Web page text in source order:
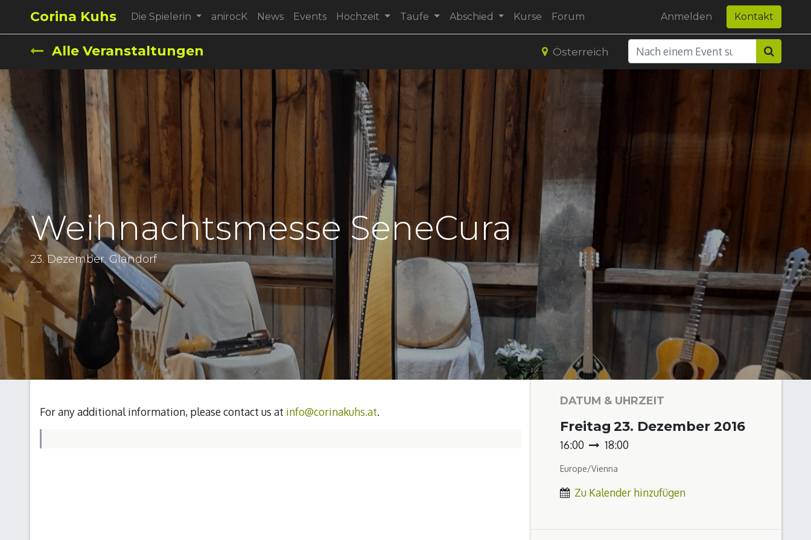
Corina Kuhs Die Spielerin anirocK News Events Hochzeit Taufe Abschied Kurse Forum Anmelden Kontakt
Alle Veranstaltungen Österreich
Weihnachtsmesse SeneCura
23. Dezember. Glandorf
For any additional information, please contact us at info@corinakuhs.at.
DATUM & UHRZEIT
Freitag 23. Dezember 2016
16:00 18:00
Europe/Vienna
Zu Kalender hinzufügen